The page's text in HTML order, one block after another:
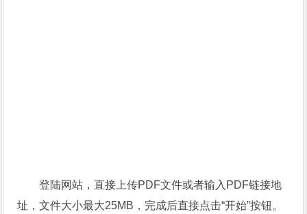
登陆网站，直接上传PDF文件或者输入PDF链接地
址，文件大小最大25MB，完成后直接点击“开始”按钮。